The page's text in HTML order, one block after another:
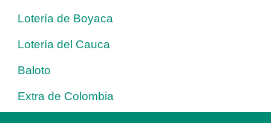
Lotería de Boyaca
Lotería del Cauca
Baloto
Extra de Colombia